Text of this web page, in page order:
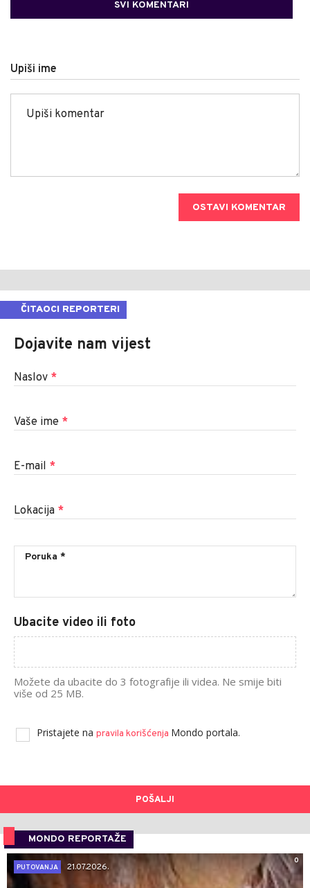
SVI KOMENTARI
Upiši ime
OSTAVI KOMENTAR
ČITAOCI REPORTERI
Dojavite nam vijest
Naslov *
Vaše ime *
E-mail *
Lokacija *
Ubacite video ili foto
Možete da ubacite do 3 fotografije ili videa. Ne smije biti
više od 25 MB.
Pristajete na pravila korišćenja Mondo portala.
POŠALJI
MONDO REPORTAŽE
0
PUTOVANJA
21.07.2026.